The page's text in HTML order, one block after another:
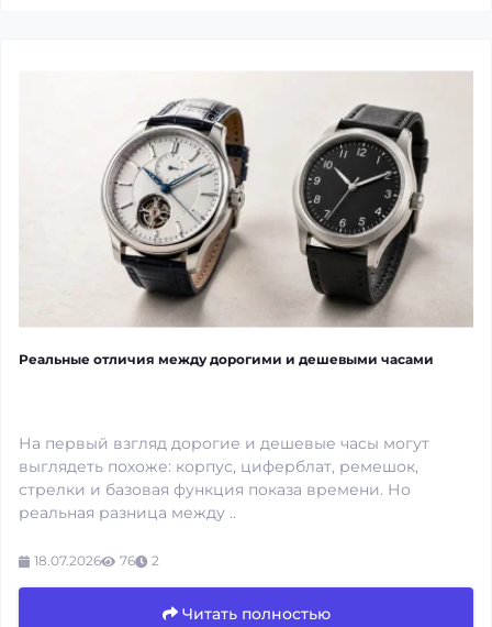
Реальные отличия между дорогими и дешевыми часами
На первый взгляд дорогие и дешевые часы могут
выглядеть похоже: корпус, циферблат, ремешок,
стрелки и базовая функция показа времени. Но
реальная разница между ..
18.07.2026 76 2
Читать полностью